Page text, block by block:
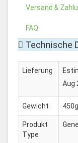
Versand &
FAQ
Technische
Lieferung
Aug
Gewicht 450g
Produkt
Type